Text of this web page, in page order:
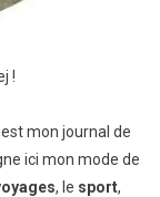
!
mon journal de
ici mon mode de
, le sport,